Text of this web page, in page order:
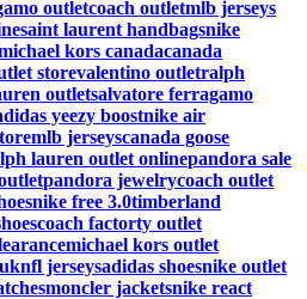
outletcoach outletmlb jerseys
saint laurent handbagsnike
kors canadacanada
storevalentino outletralph
outletsalvatore ferragamo
yeezy boostnike air
mlb jerseyscanada goose
lauren outlet onlinepandora sale
pandora jewelrycoach outlet
nike free 3.0timberland
coach factorty outlet
michael kors outlet
nfl jerseysadidas shoesnike outlet
moncler jacketsnike react